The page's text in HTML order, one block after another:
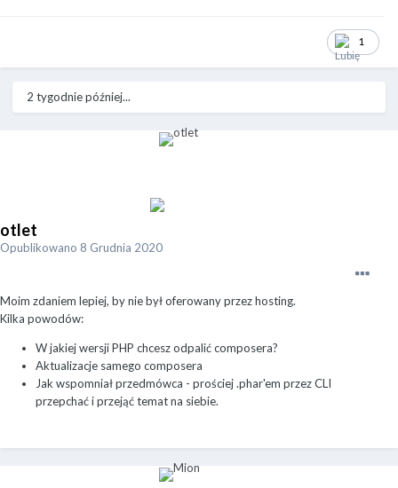
1
2 tygodnie później...
otlet
Opublikowano 8 Grudnia 2020
Moim zdaniem lepiej, by nie był oferowany przez hosting.
Kilka powodów:
W jakiej wersji PHP chcesz odpalić composera?
Aktualizacje samego composera
Jak wspomniał przedmówca - prościej .phar'em przez CLI
przepchać i przejąć temat na siebie.